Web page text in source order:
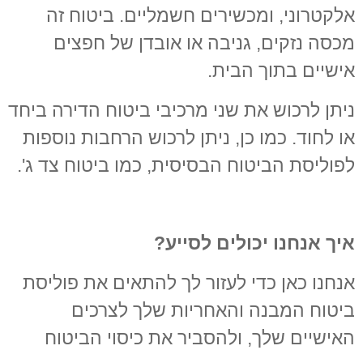
אלקטרוני, ומכשירים חשמליים. ביטוח זה
מכסה נזקים, גניבה או אובדן של חפצים
אישיים בתוך הבית.
ניתן לרכוש את שני מרכיבי ביטוח הדירה ביחד
או לחוד. כמו כן, ניתן לרכוש הרחבות נוספות
לפוליסת הביטוח הבסיסית, כמו ביטוח צד ג'.
איך אנחנו יכולים לסייע?
אנחנו כאן כדי לעזור לך להתאים את פוליסת
ביטוח המבנה והאחריות שלך לצרכים
האישיים שלך, ולהסביר את כיסוי הביטוח